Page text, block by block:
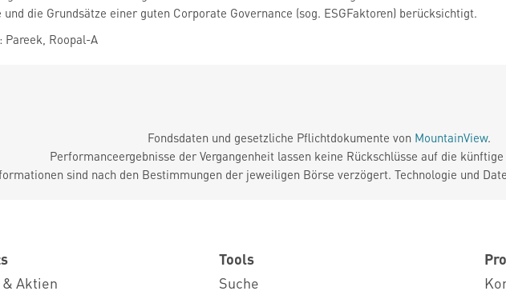
und die Grundsätze einer guten Corporate Governance (sog. ESGFaktoren) berücksichtigt.
Pareek, Roopal-A
Fondsdaten und gesetzliche Pflichtdokumente von MountainView.
Performanceergebnisse der Vergangenheit lassen keine Rückschlüsse auf die
sind nach den Bestimmungen der jeweiligen Börse verzögert. Technologie und
Aktien
Tools
Suche